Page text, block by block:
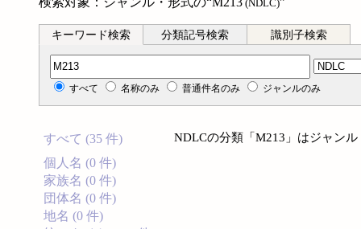
(NDLC)
キーワード検索 分類記号検索 識別子検索
分類記号検索
すべて 名称のみ 普通件名のみ ジャンルのみ
すべて (35 件)
個人名 (0 件)
家族名 (0 件)
団体名 (0 件)
地名 (0 件)
NDLCの分類「M213」はジャン